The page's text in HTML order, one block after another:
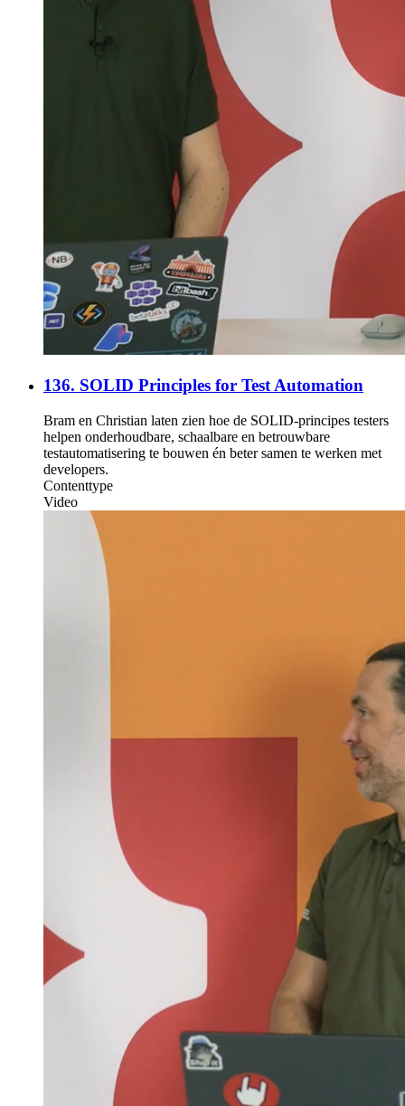
136. SOLID Principles for Test Automation
Bram en Christian laten zien hoe de SOLID-principes testers
helpen onderhoudbare, schaalbare en betrouwbare
testautomatisering te bouwen én beter samen te werken met
developers.
Contenttype
Video